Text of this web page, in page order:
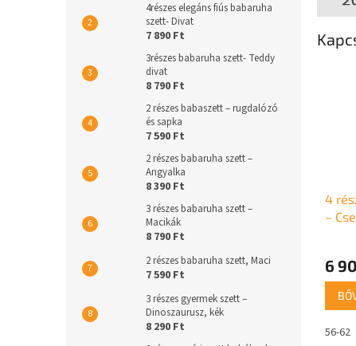
4részes elegáns fiús babaruha
szett- Divat
7 890 Ft
3részes babaruha szett- Teddy
divat
8 790 Ft
2 részes babaszett – rugdalózó
és sapka
7 590 Ft
2 részes babaruha szett –
Angyalka
8 390 Ft
3 részes babaruha szett –
Macikák
8 790 Ft
2 részes babaruha szett, Maci
7 590 Ft
3 részes gyermek szett –
Dinoszaurusz, kék
8 290 Ft
4
–
6
56-62